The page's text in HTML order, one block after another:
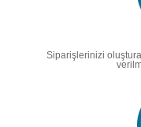
Siparişlerinizi